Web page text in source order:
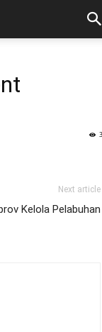
Next article
Kelola Pelabuhan